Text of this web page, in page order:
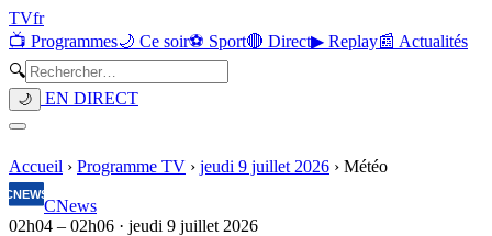
TVfr
📺 Programmes🌙 Ce soir⚽ Sport🔴 Direct▶ Replay📰 Actualités
🔍
🌙 EN DIRECT
Accueil › Programme TV › jeudi 9 juillet 2026 › Météo
CNews
02h04 – 02h06 · jeudi 9 juillet 2026